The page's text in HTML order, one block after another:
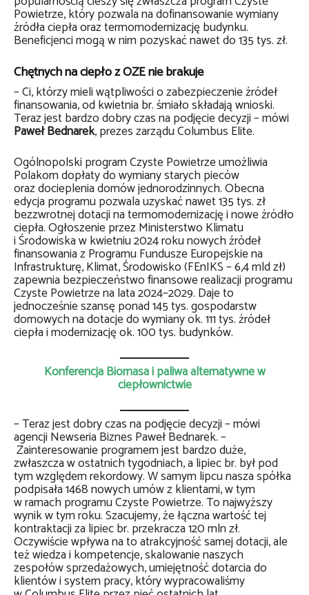
Powietrze, który pozwala na dofinansowanie wymiany
źródła ciepła oraz termomodernizację budynku.
Beneficjenci mogą w nim pozyskać nawet do 135 tys. zł.
Chętnych na ciepło z OZE nie brakuje
– Ci, którzy mieli wątpliwości o zabezpieczenie źródeł
finansowania, od kwietnia br. śmiało składają wnioski.
Teraz jest bardzo dobry czas na podjęcie decyzji – mówi
Paweł Bednarek, prezes zarządu Columbus Elite.
Ogólnopolski program Czyste Powietrze umożliwia
Polakom dopłaty do wymiany starych pieców
oraz docieplenia domów jednorodzinnych. Obecna
edycja programu pozwala uzyskać nawet 135 tys. zł
bezzwrotnej dotacji na termomodernizację i nowe źródło
ciepła. Ogłoszenie przez Ministerstwo Klimatu
i Środowiska w kwietniu 2024 roku nowych źródeł
finansowania z Programu Fundusze Europejskie na
Infrastrukturę, Klimat, Środowisko (FEnIKS – 6,4 mld zł)
zapewnia bezpieczeństwo finansowe realizacji programu
Czyste Powietrze na lata 2024–2029. Daje to
jednocześnie szansę ponad 145 tys. gospodarstw
domowych na dotacje do wymiany ok. 111 tys. źródeł
ciepła i modernizację ok. 100 tys. budynków.
Konferencja Biomasa i paliwa alternatywne w
ciepłownictwie
– Teraz jest dobry czas na podjęcie decyzji – mówi
agencji Newseria Biznes Paweł Bednarek. –
Zainteresowanie programem jest bardzo duże,
zwłaszcza w ostatnich tygodniach, a lipiec br. był pod
tym względem rekordowy. W samym lipcu nasza spółka
podpisała 1468 nowych umów z klientami, w tym
w ramach programu Czyste Powietrze. To najwyższy
wynik w tym roku. Szacujemy, że łączna wartość tej
kontraktacji za lipiec br. przekracza 120 mln zł.
Oczywiście wpływa na to atrakcyjność samej dotacji, ale
też wiedza i kompetencje, skalowanie naszych
zespołów sprzedażowych, umiejętność dotarcia do
klientów i system pracy, który wypracowaliśmy